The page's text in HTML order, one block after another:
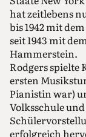
hat zeitlebens
bis 1942 mit
seit 1943 mit
Hammerstein.
Rodgers spielte
ersten
Pianistin war)
Volksschule
erfolgreich